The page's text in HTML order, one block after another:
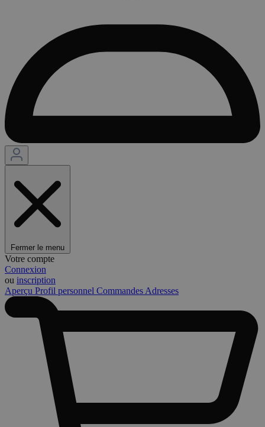
Fermer le menu
Votre compte
Connexion
ou inscription
Aperçu Profil personnel Commandes Adresses